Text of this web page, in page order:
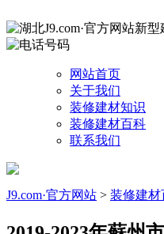
网站首页
关于我们
装修建材知识
装修建材百科
联系我们
J9.com·官方网站 > 装修建材